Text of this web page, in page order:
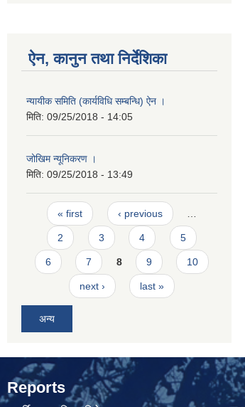
ऐन, कानुन तथा निर्देशिका
न्यायीक समिति (कार्यविधि सम्बन्धि) ऐन ।
मिति: 09/25/2018 - 14:05
जोखिम न्यूनिकरण ।
मिति: 09/25/2018 - 13:49
Pages
« first ‹ previous
2 3 4 5
6 7 8 9 10
next › last »
अन्य
Reports